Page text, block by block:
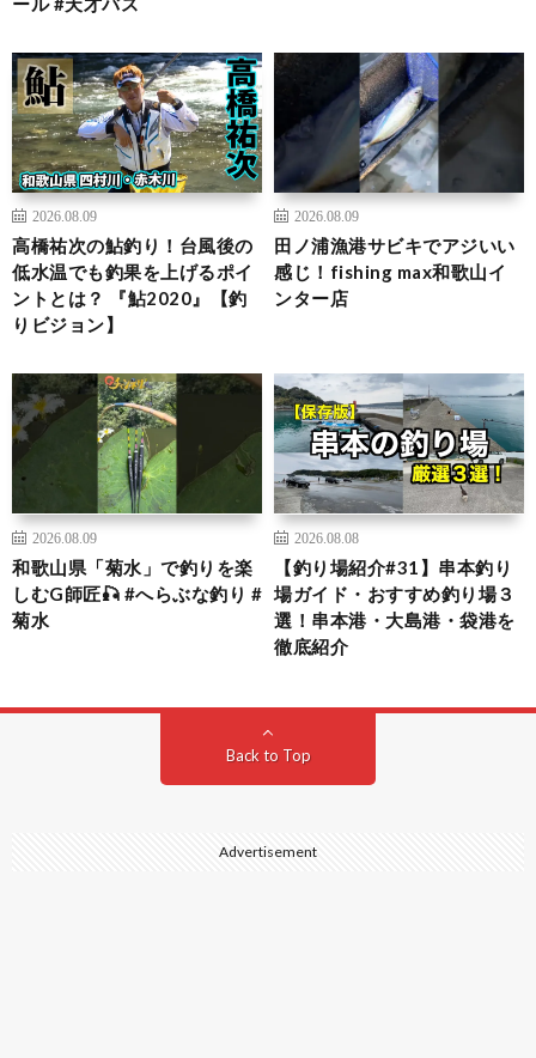
2026.08.09
高橋祐次の鮎釣り！台風後の
低水温でも釣果を上げるポイ
ントとは？ 『鮎2020』【釣
りビジョン】
2026.08.09
田ノ浦漁港サビキでアジいい
感じ！fishing max和歌山イ
ンター店
2026.08.09
和歌山県「菊水」で釣りを楽
しむG師匠🎣 #へらぶな釣り #
菊水
2026.08.08
【釣り場紹介#31】串本釣り
場ガイド・おすすめ釣り場３
選！串本港・大島港・袋港を
徹底紹介
Back to Top
Advertisement